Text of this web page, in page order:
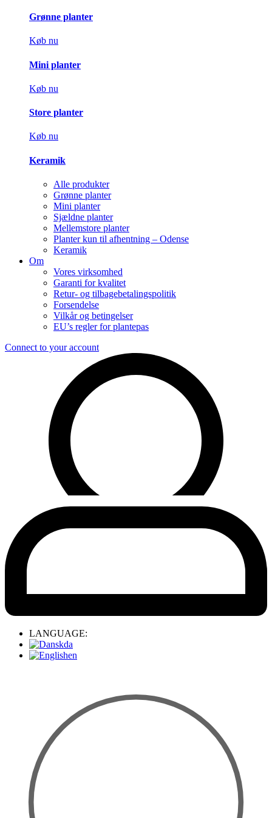
Grønne planter
Køb nu
Mini planter
Køb nu
Store planter
Køb nu
Keramik
Alle produkter
Grønne planter
Mini planter
Sjældne planter
Mellemstore planter
Planter kun til afhentning – Odense
Keramik
Om
Vores virksomhed
Garanti for kvalitet
Retur- og tilbagebetalingspolitik
Forsendelse
Vilkår og betingelser
EU’s regler for plantepas
Connect to your account
LANGUAGE:
da
en